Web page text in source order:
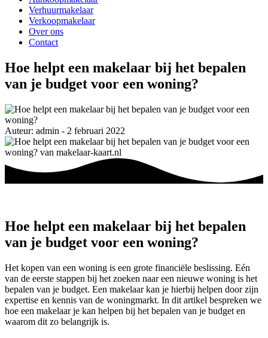
Verhuurmakelaar
Verkoopmakelaar
Over ons
Contact
Hoe helpt een makelaar bij het bepalen
van je budget voor een woning?
Auteur: admin - 2 februari 2022
Hoe helpt een makelaar bij het bepalen
van je budget voor een woning?
Het kopen van een woning is een grote financiële beslissing. Eén
van de eerste stappen bij het zoeken naar een nieuwe woning is het
bepalen van je budget. Een makelaar kan je hierbij helpen door zijn
expertise en kennis van de woningmarkt. In dit artikel bespreken we
hoe een makelaar je kan helpen bij het bepalen van je budget en
waarom dit zo belangrijk is.